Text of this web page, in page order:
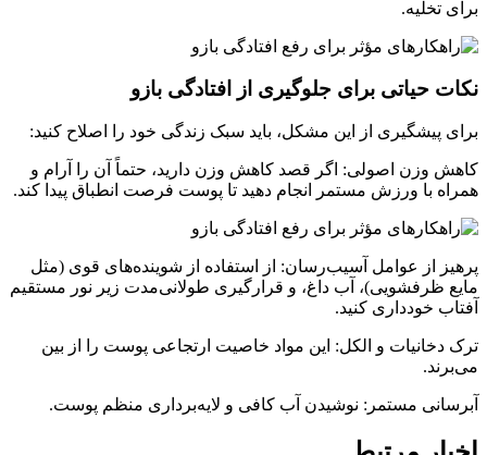
برای تخلیه.
نکات حیاتی برای جلوگیری از افتادگی بازو
برای پیشگیری از این مشکل، باید سبک زندگی خود را اصلاح کنید:
کاهش وزن اصولی: اگر قصد کاهش وزن دارید، حتماً آن را آرام و
همراه با ورزش مستمر انجام دهید تا پوست فرصت انطباق پیدا کند.
پرهیز از عوامل آسیب‌رسان: از استفاده از شوینده‌های قوی (مثل
مایع ظرفشویی)، آب داغ، و قرارگیری طولانی‌مدت زیر نور مستقیم
آفتاب خودداری کنید.
ترک دخانیات و الکل: این مواد خاصیت ارتجاعی پوست را از بین
می‌برند.
آبرسانی مستمر: نوشیدن آب کافی و لایه‌برداری منظم پوست.